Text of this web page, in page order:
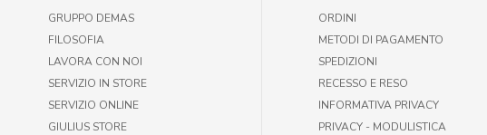
GRUPPO DEMAS
FILOSOFIA
LAVORA CON NOI
SERVIZIO IN STORE
SERVIZIO ONLINE
GIULIUS STORE
ORDINI
METODI DI PAGAMENTO
SPEDIZIONI
RECESSO E RESO
INFORMATIVA PRIVACY
PRIVACY - MODULISTICA